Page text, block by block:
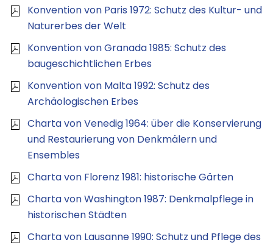
Konvention von Paris 1972: Schutz des Kultur- und
Naturerbes der Welt
Konvention von Granada 1985: Schutz des
baugeschichtlichen Erbes
Konvention von Malta 1992: Schutz des
Archäologischen Erbes
Charta von Venedig 1964: über die Konservierung
und Restaurierung von Denkmälern und
Ensembles
Charta von Florenz 1981: historische Gärten
Charta von Washington 1987: Denkmalpflege in
historischen Städten
Charta von Lausanne 1990: Schutz und Pflege des